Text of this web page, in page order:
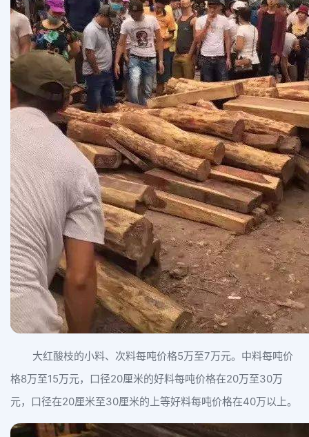
大红酸枝的小料、次料每吨价格5万至7万元。中料每吨价
格8万至15万元，口径20厘米的好料每吨价格在20万至30万
元，口径在20厘米至30厘米的上等好料每吨价格在40万以上。